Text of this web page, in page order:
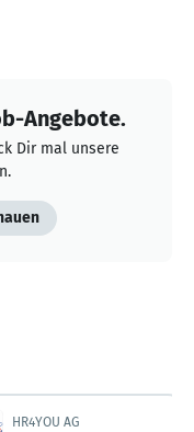
Angebote.
Dir mal unsere
HR4YOU AG